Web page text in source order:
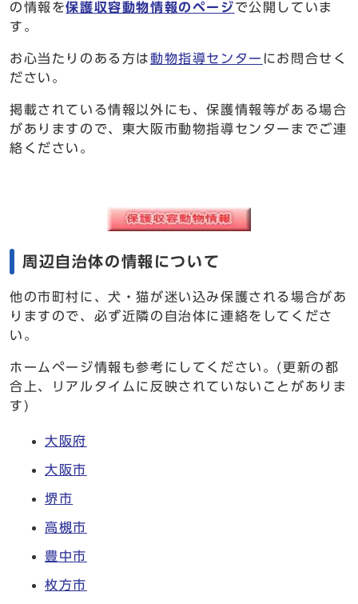
の情報を保護収容動物情報のページで公開していま
す。
お心当たりのある方は動物指導センター にお問合せく
ださい。
掲載されている情報以外にも、保護情報等がある場合
がありますので、東大阪市動物指導センターまでご連
絡ください。
周辺自治体の情報について
他の市町村に、犬・猫が迷い込み保護される場合があ
りますので、必ず近隣の自治体に連絡をしてくださ
い。
ホームページ情報も参考にしてください。(更新の都
合上、リアルタイムに反映されていないことがありま
す)
大阪府
大阪市
堺市
高槻市
豊中市
枚方市